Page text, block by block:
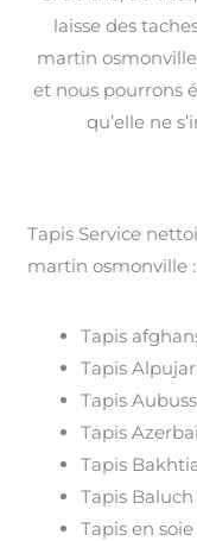
laisse des
martin
et nous pourrons
qu’elle ne
Tapis Service
martin osmonville :
Tapis
Tapis
Tapis
Tapis
Tapis
Tapis
Tapis en